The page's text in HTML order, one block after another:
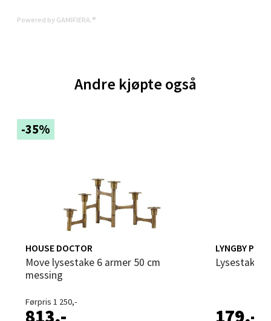
Powered by GAMIFIERA.®
Andre kjøpte også
-35%
HOUSE DOCTOR
Move lysestake 6 armer 50 cm
messing
Førpris 1 250,-
813,-
LYNGBY
Lysestake
179,-
Åpent i dag 10-21
Bergen - Thon Senter Sartor
Åpent i dag 10-21
Trondheim - Sirkus Shopping